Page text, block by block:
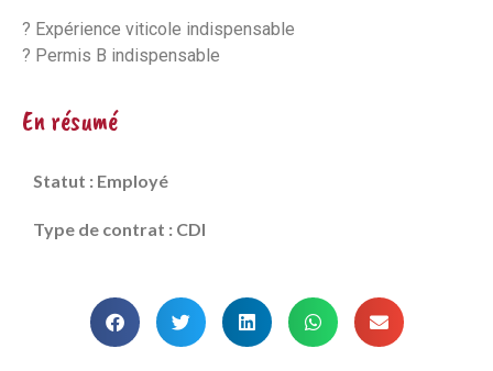
? Expérience viticole indispensable
? Permis B indispensable
En résumé
Statut : Employé
Type de contrat : CDI